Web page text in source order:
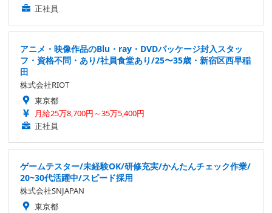
正社員
アニメ・映像作品のBlu・ray・DVDパッケージ封入スタッ
フ・資格不問・あり/社員食堂あり/25〜35歳・新宿区西早稲
田
株式会社RIOT
東京都
月給25万8,700円～35万5,400円
正社員
ゲームテスター/未経験OK/研修充実/かんたんチェック作業/
20~30代活躍中/スピード採用
株式会社SNJAPAN
東京都